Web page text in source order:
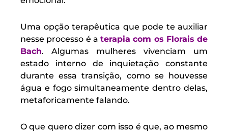
Uma opção terapêutica que pode te auxiliar
nesse processo é a terapia com os Florais de
Bach. Algumas mulheres vivenciam um
estado interno de inquietação constante
durante essa transição, como se houvesse
água e fogo simultaneamente dentro delas,
metaforicamente falando.
O que quero dizer com isso é que, ao mesmo